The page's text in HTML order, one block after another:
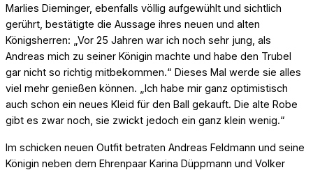
Marlies Dieminger, ebenfalls völlig aufgewühlt und sichtlich
gerührt, bestätigte die Aussage ihres neuen und alten
Königsherren: „Vor 25 Jahren war ich noch sehr jung, als
Andreas mich zu seiner Königin machte und habe den Trubel
gar nicht so richtig mitbekommen.“ Dieses Mal werde sie alles
viel mehr genießen können. „Ich habe mir ganz optimistisch
auch schon ein neues Kleid für den Ball gekauft. Die alte Robe
gibt es zwar noch, sie zwickt jedoch ein ganz klein wenig.“
Im schicken neuen Outfit betraten Andreas Feldmann und seine
Königin neben dem Ehrenpaar Karina Düppmann und Volker